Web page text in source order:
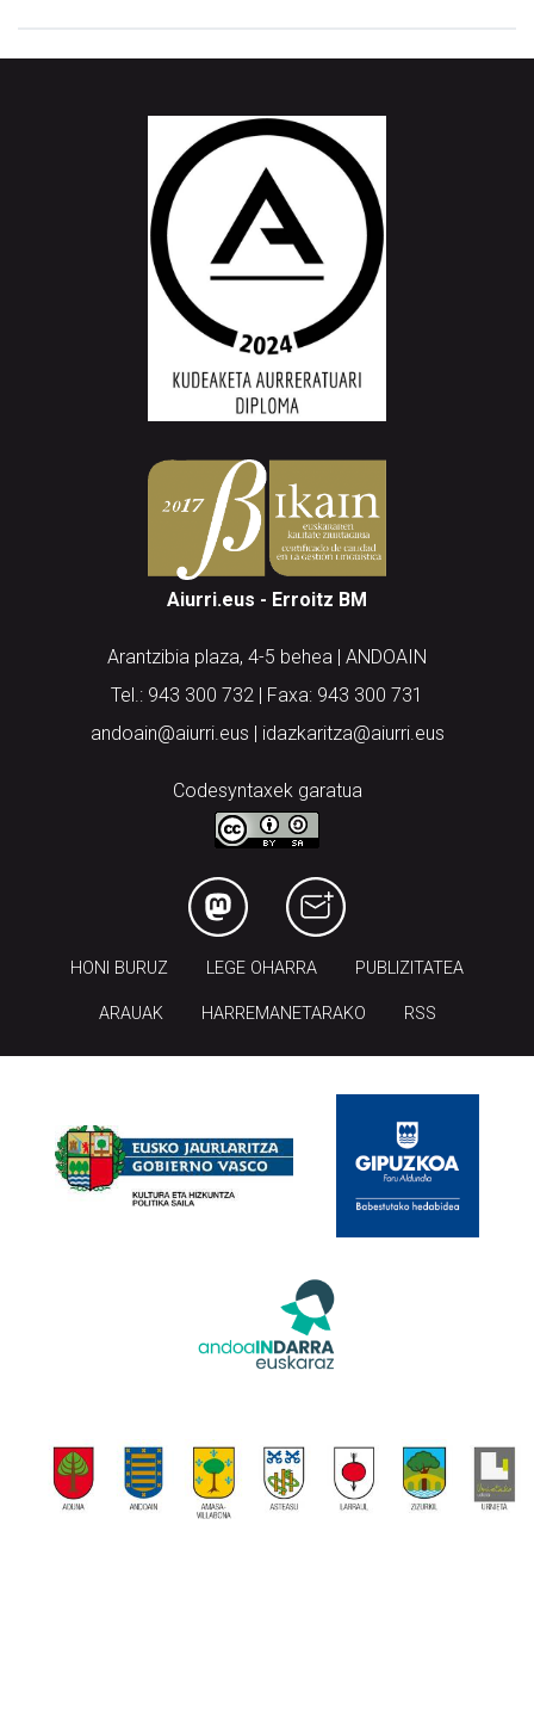
Aiurri.eus - Erroitz BM
Arantzibia plaza, 4-5 behea | ANDOAIN
Tel.: 943 300 732 | Faxa: 943 300 731
andoain@aiurri.eus | idazkaritza@aiurri.eus
Codesyntaxek garatua
HONI BURUZ LEGE OHARRA PUBLIZITATEA
ARAUAK HARREMANETARAKO RSS